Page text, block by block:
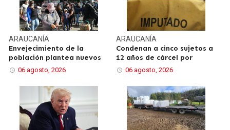
ARAUCANÍA
Envejecimiento de la
población plantea nuevos
06 agosto, 2026
ARAUCANÍA
Condenan a cinco sujetos a
12 años de cárcel por
06 agosto, 2026